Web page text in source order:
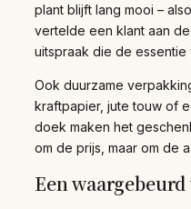
plant blijft lang mooi –
vertelde een klant aan
uitspraak die de
Ook duurzame
kraftpapier, jute touw of
doek maken het
om de prijs, maar om de
Een